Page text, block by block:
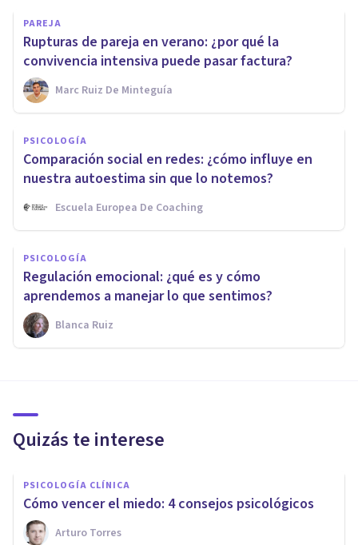
PAREJA
Rupturas de pareja en verano: ¿por qué la
convivencia intensiva puede pasar factura?
Marc Ruiz De Minteguía
PSICOLOGÍA
Comparación social en redes: ¿cómo influye en
nuestra autoestima sin que lo notemos?
Escuela Europea De Coaching
PSICOLOGÍA
Regulación emocional: ¿qué es y cómo
aprendemos a manejar lo que sentimos?
Blanca Ruiz
Quizás te interese
PSICOLOGÍA CLÍNICA
Cómo vencer el miedo: 4 consejos psicológicos
Arturo Torres